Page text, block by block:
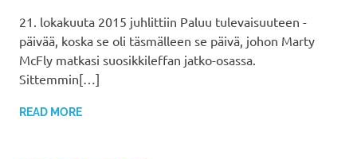
21. lokakuuta 2015 juhlittiin Paluu tulevaisuuteen -
päivää, koska se oli täsmälleen se päivä, johon Marty
McFly matkasi suosikkileffan jatko-osassa.
Sittemmin[…]
READ MORE